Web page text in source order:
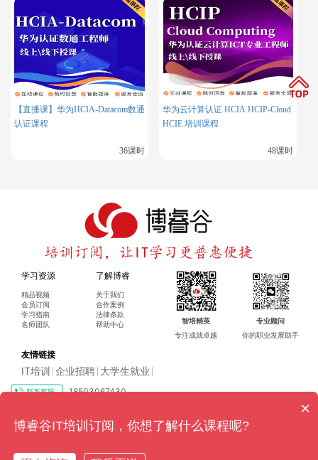
【直播课】华为HCIA-Datacom数通
认证课程
36课时
华为云计算认证 HCIA HCIP-Cloud
HCIE 培训课程
48课时
学习资源
精品视频
会员订阅
学习指南
名师团队
了解博睿
关于我们
合作案例
法律条款
帮助中心
智培精英
专注成就卓越
专业顾问
你的职业发展助手
友情链接
IT培训 企业招聘 大学生就业
18503067430
Copyright ©2016-2024 博睿（广州）科技有限公司 All rights reserved
备17128079号-4
×
博睿谷IT培训订阅，你想了解什么课程呢?